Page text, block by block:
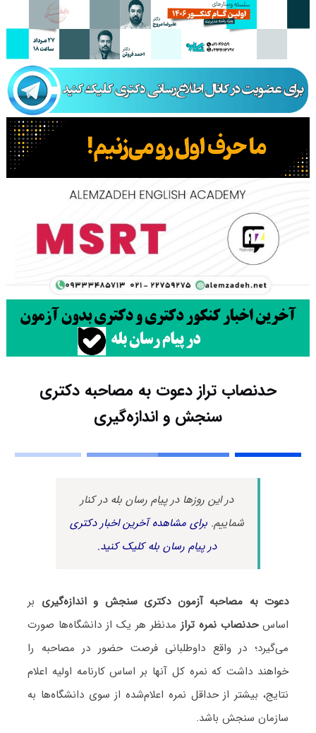
حدنصاب تراز دعوت به مصاحبه دکتری
سنجش و اندازه‌گیری
در این روزها در پیام رسان بله در کنار
شماییم.برای مشاهده آخرین اخبار دکتری
در پیام رسان بله کلیک کنید.
دعوت به مصاحبه آزمون دکتری سنجش و اندازه‌گیری بر
اساسحدنصاب نمره ترازمدنظر هر یک از دانشگاه‌ها صورت
می‌گیرد؛ در واقع داوطلبانی فرصت حضور در مصاحبه را
خواهند داشت که نمره کل آنها بر اساس کارنامه اولیه اعلام
نتایج، بیشتر از حداقل نمره اعلام‌شده از سوی دانشگاه‌ها به
سازمان سنجش باشد.